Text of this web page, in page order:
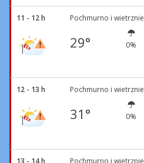
11 - 12 h Pochmurno i wietrznie
29° 0%
12 - 13 h Pochmurno i wietrznie
31° 0%
13 - 14 h Pochmurno i wietrznie